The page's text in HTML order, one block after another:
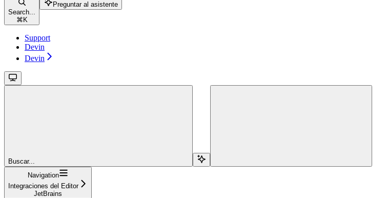
Search...
⌘ K
Preguntar al asistente
Support
Devin
Devin
Buscar...
Navigation
Integraciones del Editor
JetBrains